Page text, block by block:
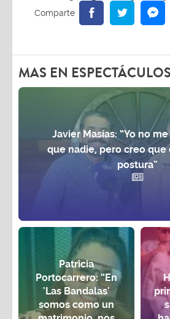
MAS EN ESPECTÁCULOS
Javier Masías: “Yo no
que nadie, pero creo que
postura”
Patricia
Portocarrero: “En
'Las Bandalas'
somos como un